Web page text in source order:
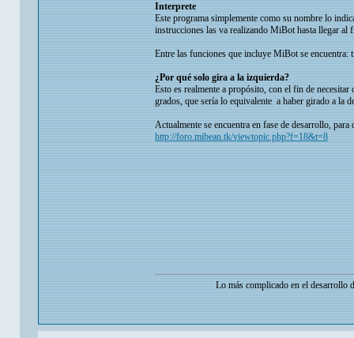
Interprete
Este programa simplemente como su nombre lo
instrucciones las va realizando MiBot hasta llegar al
Entre las funciones que incluye MiBot se encuentra:
¿Por qué solo gira a la izquierda?
Esto es realmente a propósito, con el fin de
grados, que sería lo equivalente a haber girado a la
Actualmente se encuentra en fase de desarrollo,
http://foro.mibean.tk/viewtopic.php?f=18&t=8
Lo más complicado en el desarrollo